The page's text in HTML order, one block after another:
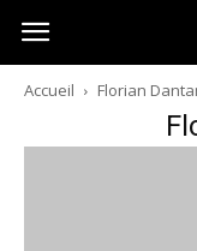
Australia-
australie.com
Accueil Florian